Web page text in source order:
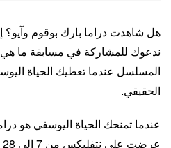
هل شاهدت دراما بارك بوقوم وآيو؟
ندعوك للمشاركة في مسابقة ما
المسلسل عندما تعطيك الحياة
الحقيقي.
عندما تمنحك الحياة اليوسفي هو